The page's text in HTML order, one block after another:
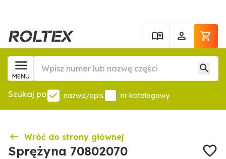
MENU
Szukaj po nazwa/opis nr katalogowy
Wróć do strony głównej
Sprężyna 70802070